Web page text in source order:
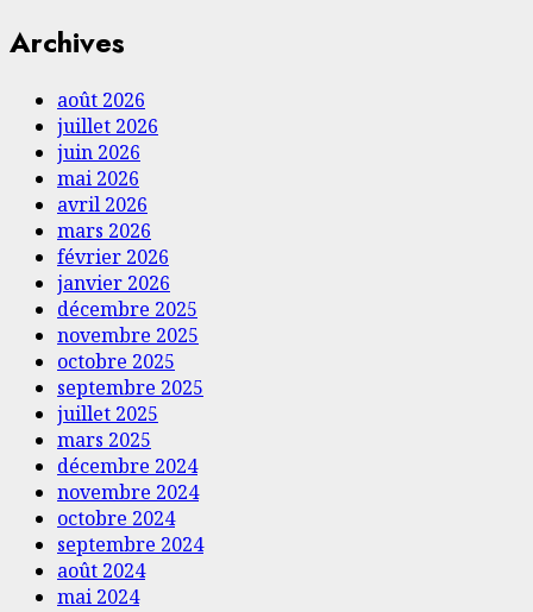
Archives
août 2026
juillet 2026
juin 2026
mai 2026
avril 2026
mars 2026
février 2026
janvier 2026
décembre 2025
novembre 2025
octobre 2025
septembre 2025
juillet 2025
mars 2025
décembre 2024
novembre 2024
octobre 2024
septembre 2024
août 2024
mai 2024